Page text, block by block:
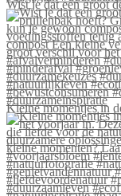
Wist je dat een groot
Kleine momentjes in